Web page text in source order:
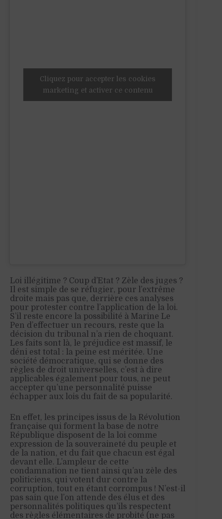
Cliquez pour accepter les cookies
marketing et activer ce contenu
Loi illégitime ? Coup d’Etat ? Zèle des juges ?
Il est simple de se réfugier, pour l’extrême
droite mais pas que, derrière ces analyses
pour protester contre l’application de la loi.
S’il reste encore la possibilité à Marine Le
Pen d’effectuer un recours, reste que la
décision du tribunal n’a rien de choquant.
Les faits sont là, le préjudice est massif, le
déni est total : la peine est méritée. Une
société démocratique, qui se donne des
règles de droit universelles, c’est à dire
applicables également pour tous, ne peut
accepter qu’une personnalité puisse
échapper aux lois du fait de sa popularité.
En effet, les principes issus de la Révolution
française qui forment la base de notre
République disposent de la loi comme
expression de la souveraineté du peuple et
de la nation, et du fait que chacun est égal
devant elle. L’ampleur de cette
condamnation ne tient ainsi qu’au zèle des
politiciens, qui votent dur contre la
corruption, tout en étant corrompus ! N’est-il
pas sain que l’on attende des élus et des
personnalités politiques qu’ils respectent
des règles élémentaires de probité (ne pas